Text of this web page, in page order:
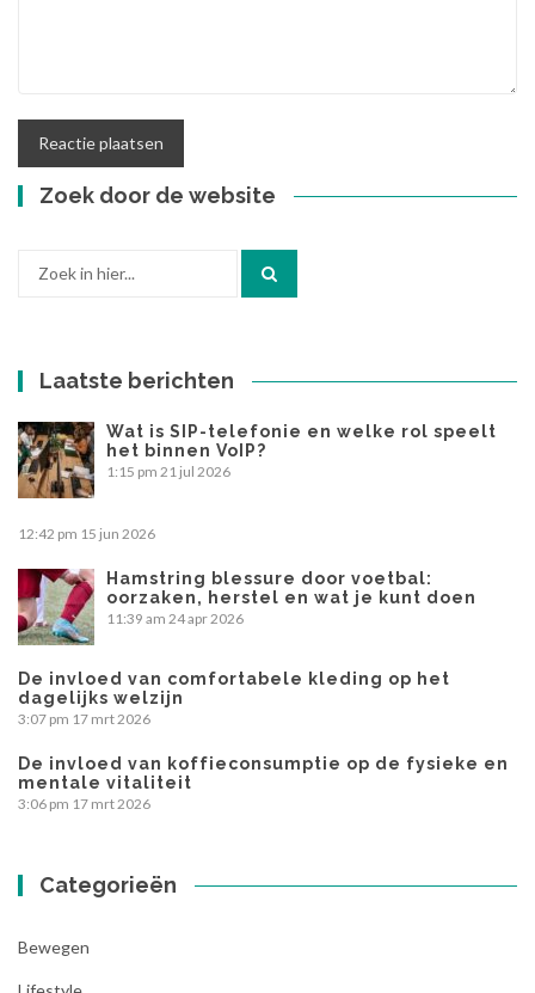
Zoek door de website
Laatste berichten
Wat is SIP-telefonie en welke rol speelt
het binnen VoIP?
1:15 pm 21 jul 2026
12:42 pm 15 jun 2026
Hamstring blessure door voetbal:
oorzaken, herstel en wat je kunt doen
11:39 am 24 apr 2026
De invloed van comfortabele kleding op het
dagelijks welzijn
3:07 pm 17 mrt 2026
De invloed van koffieconsumptie op de fysieke en
mentale vitaliteit
3:06 pm 17 mrt 2026
Categorieën
Bewegen